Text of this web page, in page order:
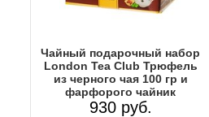
Чайный подарочный набор
London Tea Club Трюфель
из черного чая 100 гр и
фарфорого чайник
930 руб.